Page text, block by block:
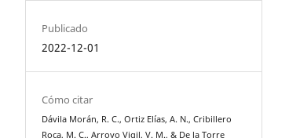
Publicado
2022-12-01
Cómo citar
Dávila Morán, R. C., Ortiz Elías, A. N., Cribillero
Roca, M. C., Arroyo Vigil, V. M., & De la Torre